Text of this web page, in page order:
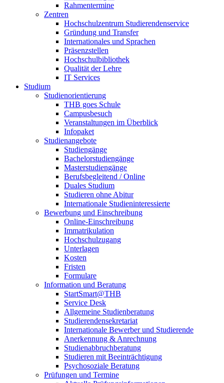
Rahmentermine
Zentren
Hochschulzentrum Studierendenservice
Gründung und Transfer
Internationales und Sprachen
Präsenzstellen
Hochschulbibliothek
Qualität der Lehre
IT Services
Studium
Studienorientierung
THB goes Schule
Campusbesuch
Veranstaltungen im Überblick
Infopaket
Studienangebote
Studiengänge
Bachelorstudiengänge
Masterstudiengänge
Berufsbegleitend / Online
Duales Studium
Studieren ohne Abitur
Internationale Studieninteressierte
Bewerbung und Einschreibung
Online-Einschreibung
Immatrikulation
Hochschulzugang
Unterlagen
Kosten
Fristen
Formulare
Information und Beratung
StartSmart@THB
Service Desk
Allgemeine Studienberatung
Studierendensekretariat
Internationale Bewerber und Studierende
Anerkennung & Anrechnung
Studienabbruchberatung
Studieren mit Beeinträchtigung
Psychosoziale Beratung
Prüfungen und Termine